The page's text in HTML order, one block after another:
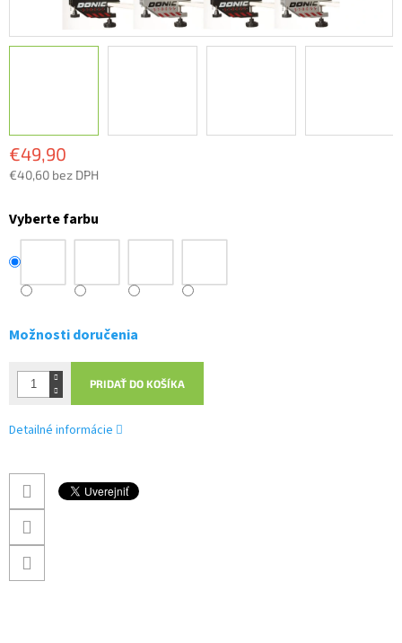
€49,90
€40,60 bez DPH
cena:
Vyberte farbu
Možnosti doručenia
PRIDAŤ DO KOŠÍKA
Detailné informácie